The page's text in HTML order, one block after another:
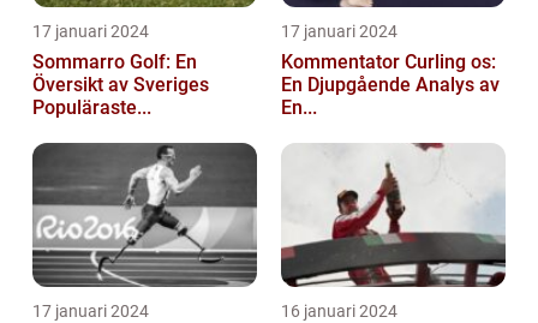
17 januari 2024
Sommarro Golf: En
Översikt av Sveriges
Populäraste...
17 januari 2024
Kommentator Curling os:
En Djupgående Analys av
En...
17 januari 2024 16 januari 2024